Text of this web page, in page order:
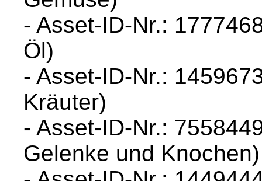
- Asset-ID-Nr.:
Öl)
- Asset-ID-Nr.:
Kräuter)
- Asset-ID-Nr.:
Gelenke und Knochen)